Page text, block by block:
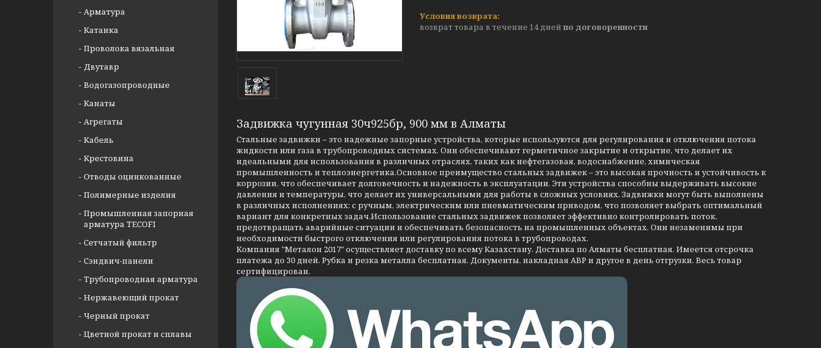
возврат товара в течение 14 дней по договоренности
Задвижка чугунная 30ч925бр, 900 мм в Алматы
Стальные задвижки – это надежные запорные устройства, которые используются для регулирования и отключения потока
жидкости или газа в трубопроводных системах. Они обеспечивают герметичное закрытие и открытие, что делает их
идеальными для использования в различных отраслях, таких как нефтегазовая, водоснабжение, химическая
промышленность и теплоэнергетика.Основное преимущество стальных задвижек – это высокая прочность и устойчивость к
коррозии, что обеспечивает долговечность и надежность в эксплуатации. Эти устройства способны выдерживать высокие
давления и температуры, что делает их универсальными для работы в сложных условиях. Задвижки могут быть выполнены
в различных исполнениях: с ручным, электрическим или пневматическим приводом, что позволяет выбрать оптимальный
вариант для конкретных задач.Использование стальных задвижек позволяет эффективно контролировать поток,
предотвращать аварийные ситуации и обеспечивать безопасность на промышленных объектах. Они незаменимы при
необходимости быстрого отключения или регулирования потока в трубопроводах.
Компания "Металон 2017" осуществляет доставку по всему Казахстану. Доставка по Алматы бесплатная. Имеется отсрочка
платежа до 30 дней. Рубка и резка металла бесплатная. Документы, накладная АВР и другое в день отгрузки. Весь товар
сертифицирован.
Арматура
Катанка
Проволока вязальная
Двутавр
Водогазопроводные
Канаты
Агрегаты
Кабель
Крестовина
Отводы оцинкованные
Полимерные изделия
Промышленная запорная
арматура TECOFI
Сетчатый фильтр
Сэндвич-панели
Трубопроводная арматура
Нержавеющий прокат
Черный прокат
Цветной прокат и сплавы